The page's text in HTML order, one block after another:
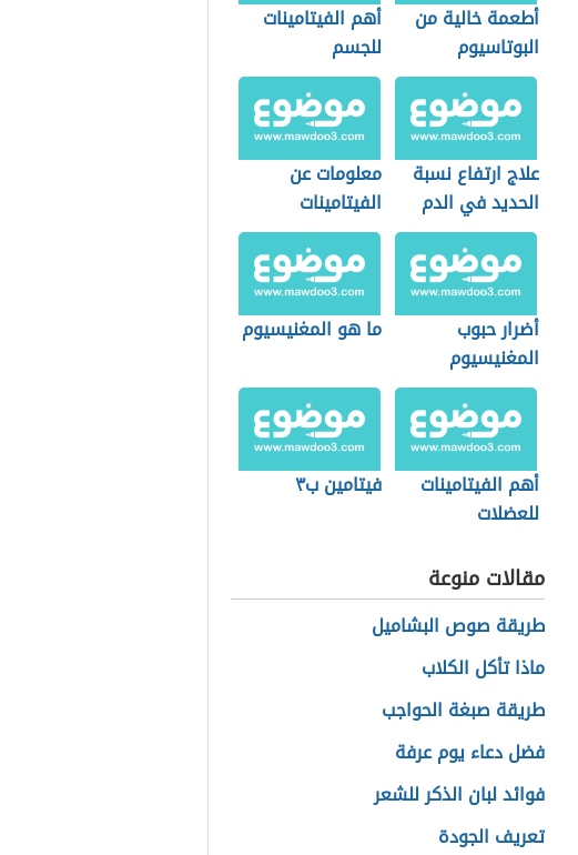
أطعمة خالية من
البوتاسيوم
أهم الفيتامينات
للجسم
علاج ارتفاع نسبة
الحديد في الدم
معلومات عن
الفيتامينات
أضرار حبوب
المغنيسيوم
ما هو المغنيسيوم
أهم الفيتامينات
للعضلات
فيتامين ب٣
مقالات منوعة
طريقة صوص البشاميل
ماذا تأكل الكلاب
طريقة صبغة الحواجب
فضل دعاء يوم عرفة
فوائد لبان الذكر للشعر
تعريف الجودة